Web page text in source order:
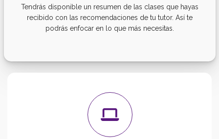
Tendrás disponible un resumen de las clases que hayas
recibido con las recomendaciones de tu tutor. Así te
podrás enfocar en lo que más necesitas.